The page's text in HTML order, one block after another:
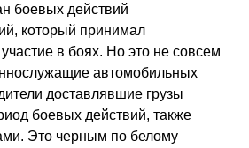
боевых действий
который принимал
в боях. Но это не совсем
автомобильных
доставлявшие грузы
боевых действий, также
Это черным по белому